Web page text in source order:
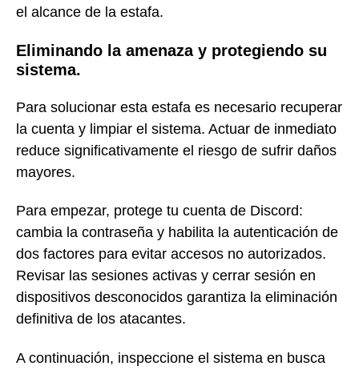
el alcance de la estafa.
Eliminando la amenaza y protegiendo su
sistema.
Para solucionar esta estafa es necesario recuperar
la cuenta y limpiar el sistema. Actuar de inmediato
reduce significativamente el riesgo de sufrir daños
mayores.
Para empezar, protege tu cuenta de Discord:
cambia la contraseña y habilita la autenticación de
dos factores para evitar accesos no autorizados.
Revisar las sesiones activas y cerrar sesión en
dispositivos desconocidos garantiza la eliminación
definitiva de los atacantes.
A continuación, inspeccione el sistema en busca